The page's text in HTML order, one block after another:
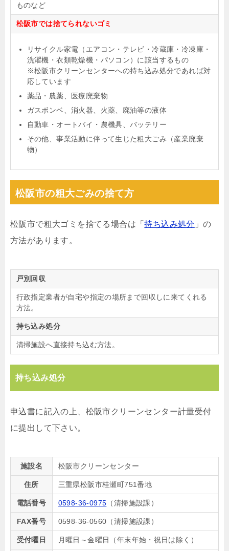
ものなど
松阪市では捨てられないゴミ
リサイクル家電（エアコン・テレビ・冷蔵庫・冷凍庫・
洗濯機・衣類乾燥機・パソコン）に該当するもの
※松阪市クリーンセンターへの持ち込み処分であれば対
応しています
薬品・農薬、医療廃棄物
ガスボンベ、消火器、火薬、廃油等の液体
自動車・オートバイ・農機具、バッテリー
その他、事業活動に伴って生じた粗大ごみ（産業廃棄
物）
松阪市の粗大ごみの捨て方
松阪市で粗大ゴミを捨てる場合は「持ち込み処分 」の
方法があります。
戸別回収
行政指定業者が自宅や指定の場所まで回収しに来てくれる
方法。
持ち込み処分
清掃施設へ直接持ち込む方法。
持ち込み処分
申込書に記入の上、松阪市クリーンセンター計量受付
に提出して下さい。
施設名 松阪市クリーンセンター
住所 三重県松阪市桂瀬町751番地
電話番号 0598-36-0975 （清掃施設課）
FAX番号 0598-36-0560（清掃施設課）
受付曜日 月曜日～金曜日（年末年始・祝日は除く）